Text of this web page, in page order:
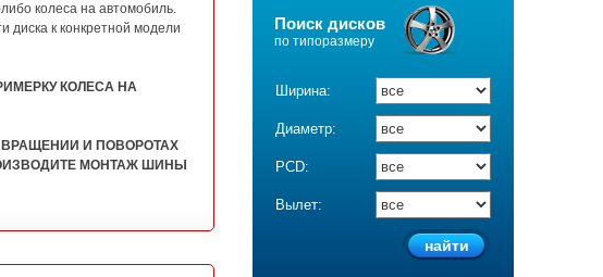
Поиск дисков
по типоразмеру
Ширина:
Диаметр:
PCD:
Вылет:
колеса на автомобиль.
к конкретной модели
КОЛЕСА НА
И ПОВОРОТАХ
МОНТАЖ ШИНЫ